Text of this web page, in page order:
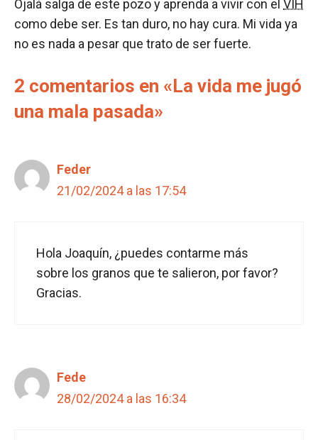
Ojalá salga de este pozo y aprenda a vivir con el VIH
como debe ser. Es tan duro, no hay cura. Mi vida ya
no es nada a pesar que trato de ser fuerte.
2 comentarios en «La vida me jugó
una mala pasada»
Feder
21/02/2024 a las 17:54
Hola Joaquín, ¿puedes contarme más
sobre los granos que te salieron, por favor?
Gracias.
Fede
28/02/2024 a las 16:34